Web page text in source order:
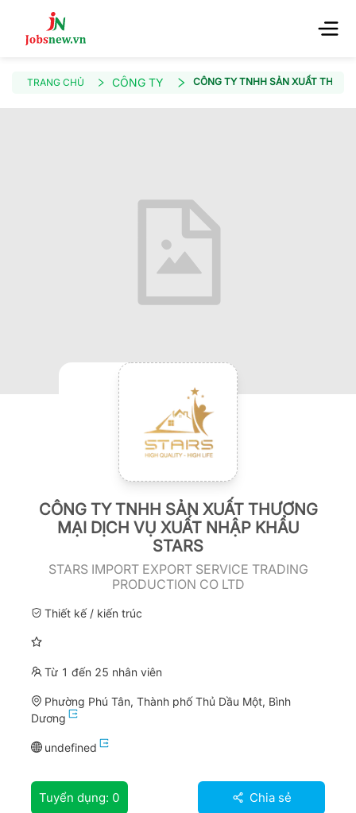
TRANG CHỦ CÔNG TY CÔNG TY TNHH SẢN XUẤT
CÔNG TY TNHH SẢN XUẤT THƯƠNG
MẠI DỊCH VỤ XUẤT NHẬP KHẨU
STARS
STARS IMPORT EXPORT SERVICE TRADING
PRODUCTION CO LTD
Thiết kế / kiến trúc
Từ 1 đến 25 nhân viên
Phường Phú Tân, Thành phố Thủ Dầu Một, Bình
Dương
undefined
Tuyển dụng: 0 Chia sẻ